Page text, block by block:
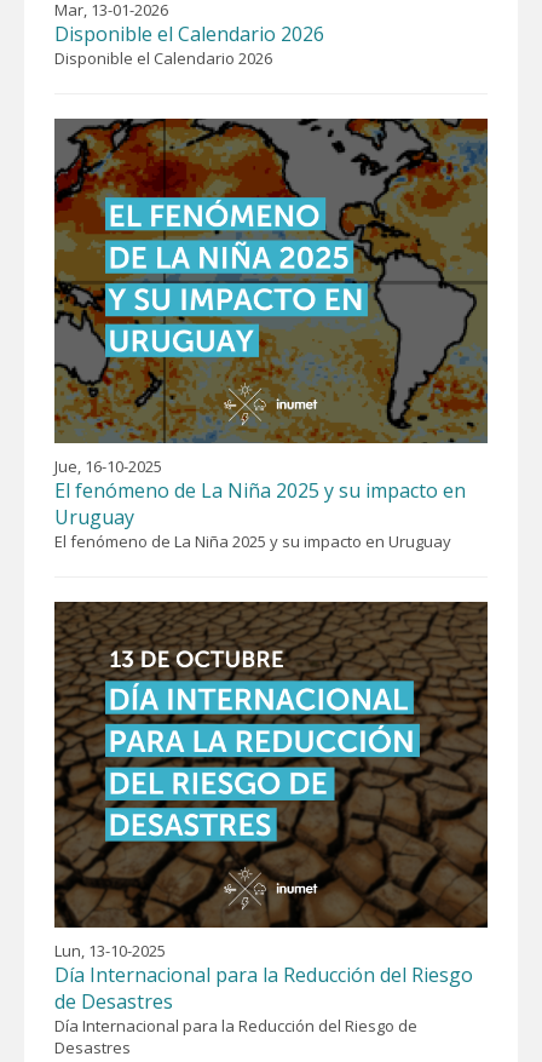
Mar, 13-01-2026
Disponible el Calendario 2026
Disponible el Calendario 2026
Jue, 16-10-2025
El fenómeno de La Niña 2025 y su impacto en
Uruguay
El fenómeno de La Niña 2025 y su impacto en Uruguay
Lun, 13-10-2025
Día Internacional para la Reducción del Riesgo
de Desastres
Día Internacional para la Reducción del Riesgo de
Desastres